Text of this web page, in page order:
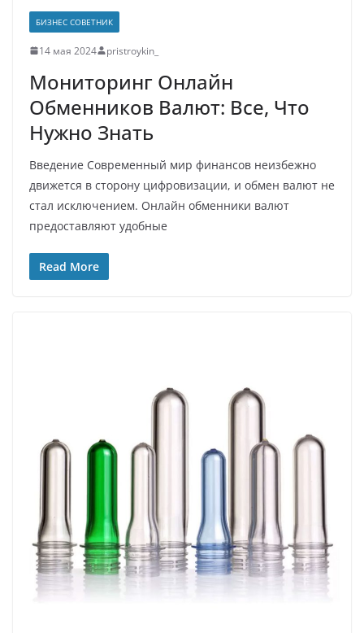
БИЗНЕС СОВЕТНИК
14 мая 2024 pristroykin_
Мониторинг Онлайн
Обменников Валют: Все, Что
Нужно Знать
Введение Современный мир финансов неизбежно
движется в сторону цифровизации, и обмен валют не
стал исключением. Онлайн обменники валют
предоставляют удобные
Read More